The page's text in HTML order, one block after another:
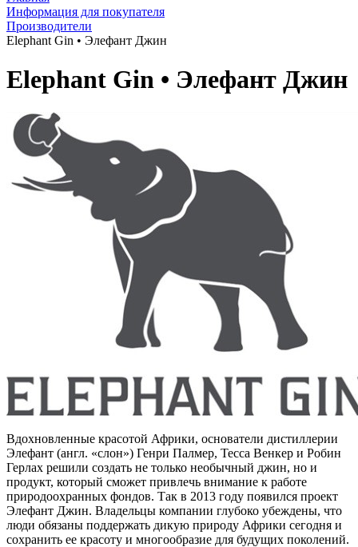
Информация для покупателя
Производители
Elephant Gin • Элефант Джин
Elephant Gin • Элефант Джин
Вдохновленные красотой Африки, основатели дистиллерии
Элефант (англ. «слон») Генри Палмер, Тесса Венкер и Робин
Герлах решили создать не только необычный джин, но и
продукт, который сможет привлечь внимание к работе
природоохранных фондов. Так в 2013 году появился проект
Элефант Джин. Владельцы компании глубоко убеждены, что
люди обязаны поддержать дикую природу Африки сегодня и
сохранить ее красоту и многообразие для будущих поколений.